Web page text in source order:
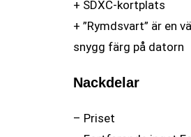
+ SDXC-kortplats
+ ”Rymdsvart” är en
snygg färg på datorn
Nackdelar
– Priset